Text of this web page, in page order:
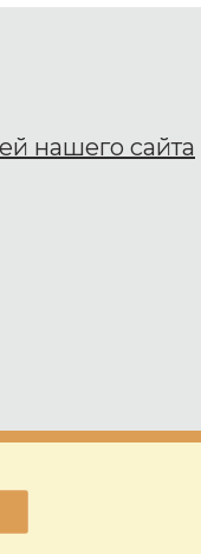
нашего сайта